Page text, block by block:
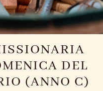
DEL
(ANNO C)